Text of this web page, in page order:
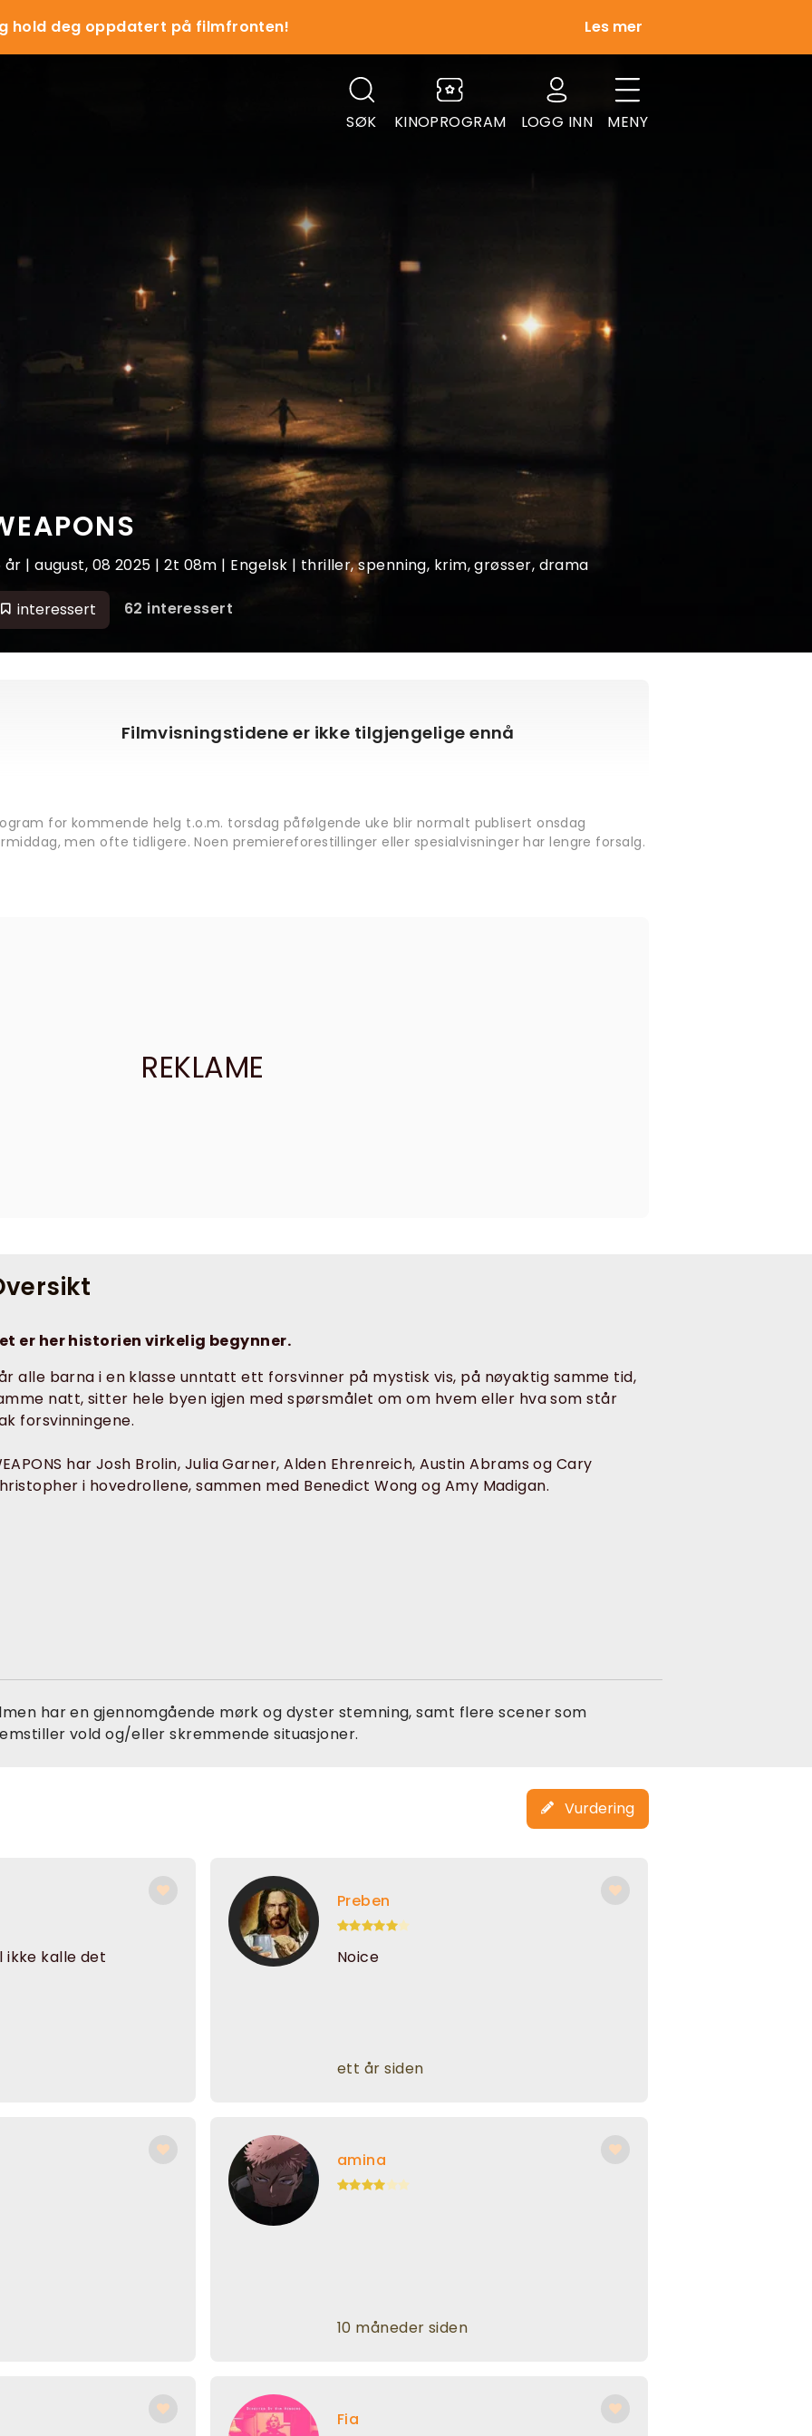
hold deg oppdatert på filmfronten! Les mer
SØK KINOPROGRAM LOGG INN MENY
år | august, 08 2025 | 2t 08m | Engelsk | thriller, spenning, krim, grøsser, drama
interessert 62 interessert
Filmvisningstidene er ikke tilgjengelige ennå
for kommende helg t.o.m. torsdag påfølgende uke blir normalt publisert onsdag
men ofte tidligere. Noen premiereforestillinger eller spesialvisninger har lengre forsalg.
REKLAME
er her historien virkelig begynner.
alle barna i en klasse unntatt ett forsvinner på mystisk vis, på nøyaktig samme tid,
natt, sitter hele byen igjen med spørsmålet om om hvem eller hva som står
forsvinningene.
har Josh Brolin, Julia Garner, Alden Ehrenreich, Austin Abrams og Cary
i hovedrollene, sammen med Benedict Wong og Amy Madigan.
har en gjennomgående mørk og dyster stemning, samt flere scener som
vold og/eller skremmende situasjoner.
Vurdering
ikke kalle det
Preben
Noice
ett år siden
amina
10 måneder siden
Fia